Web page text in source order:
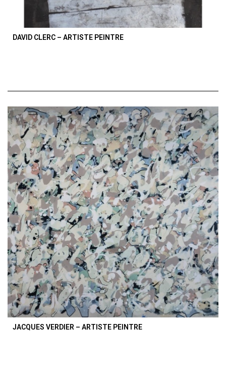
DAVID CLERC – ARTISTE PEINTRE
JACQUES VERDIER – ARTISTE PEINTRE